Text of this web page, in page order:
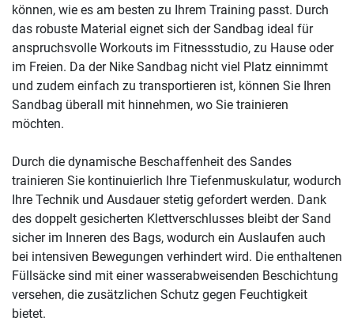
können, wie es am besten zu Ihrem Training passt. Durch
das robuste Material eignet sich der Sandbag ideal für
anspruchsvolle Workouts im Fitnessstudio, zu Hause oder
im Freien. Da der Nike Sandbag nicht viel Platz einnimmt
und zudem einfach zu transportieren ist, können Sie Ihren
Sandbag überall mit hinnehmen, wo Sie trainieren
möchten.
Durch die dynamische Beschaffenheit des Sandes
trainieren Sie kontinuierlich Ihre Tiefenmuskulatur, wodurch
Ihre Technik und Ausdauer stetig gefordert werden. Dank
des doppelt gesicherten Klettverschlusses bleibt der Sand
sicher im Inneren des Bags, wodurch ein Auslaufen auch
bei intensiven Bewegungen verhindert wird. Die enthaltenen
Füllsäcke sind mit einer wasserabweisenden Beschichtung
versehen, die zusätzlichen Schutz gegen Feuchtigkeit
bietet.